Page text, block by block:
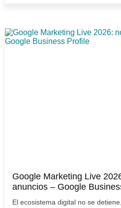
Google Marketing Live
anuncios – Google
El ecosistema digital no se